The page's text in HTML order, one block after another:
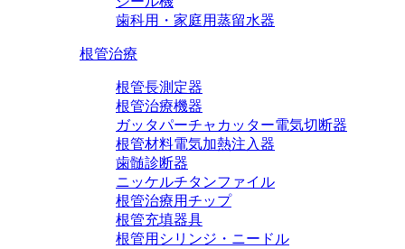
歯科用・家庭用蒸留水器
根管治療
根管長測定器
根管治療機器
ガッタパーチャカッター電気切断器
根管材料電気加熱注入器
歯髄診断器
ニッケルチタンファイル
根管治療用チップ
根管充填器具
根管用シリンジ・ニードル